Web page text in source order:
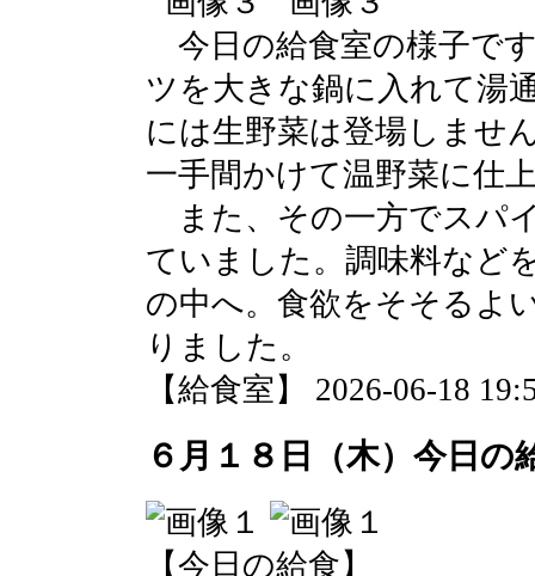
今日の給食室の様子で
ツを大きな鍋に入れて湯
には生野菜は登場しませ
一手間かけて温野菜に仕
また、その一方でスパ
ていました。調味料など
の中へ。食欲をそそるよ
りました。
【給食室】 2026-06-18
６月１８日（木）今日の
【今日の給食】